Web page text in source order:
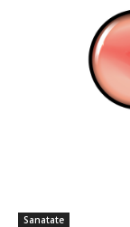
Sanatate